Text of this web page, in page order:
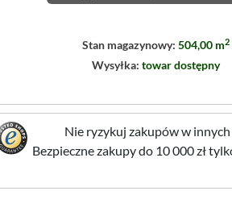
Stan magazynowy: 504,00 m2
Wysyłka: towar dostępny
Nie ryzykuj zakupów w
Bezpieczne zakupy do 10 000 zł